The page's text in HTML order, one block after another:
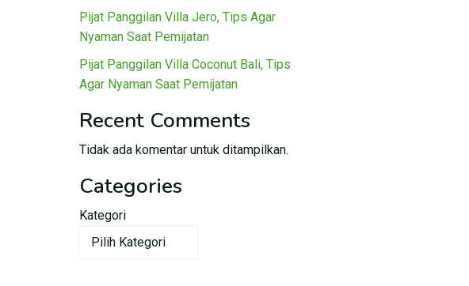
Pijat Panggilan Villa Jero, Tips Agar
Nyaman Saat Pemijatan
Pijat Panggilan Villa Coconut Bali, Tips
Agar Nyaman Saat Pemijatan
Recent Comments
Tidak ada komentar untuk ditampilkan.
Categories
Kategori